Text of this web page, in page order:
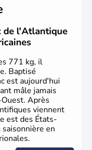
avant l'arrivée
du continent par
Les 13 colonies
d'indépendance
constitution en 1787.
l'entrée dans une
de l'Atlantique
771 kg, il
Baptisé
est aujourd'hui
mâle jamais
Après
viennent
est des États-
en